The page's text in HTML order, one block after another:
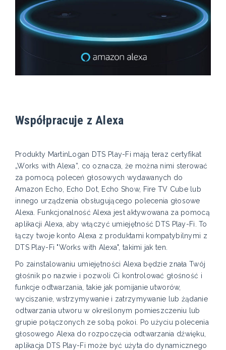
Współpracuje z Alexa
Produkty MartinLogan DTS Play-Fi mają teraz certyfikat
„Works with Alexa”, co oznacza, że ​​można nimi sterować
za pomocą poleceń głosowych wydawanych do
Amazon Echo, Echo Dot, Echo Show, Fire TV Cube lub
innego urządzenia obsługującego polecenia głosowe
Alexa. Funkcjonalność Alexa jest aktywowana za pomocą
aplikacji Alexa, aby włączyć umiejętność DTS Play-Fi. To
łączy twoje konto Alexa z produktami kompatybilnymi z
DTS Play-Fi "Works with Alexa", takimi jak ten.
Po zainstalowaniu umiejętności Alexa będzie znała Twój
głośnik po nazwie i pozwoli Ci kontrolować głośność i
funkcje odtwarzania, takie jak pomijanie utworów,
wyciszanie, wstrzymywanie i zatrzymywanie lub żądanie
odtwarzania utworu w określonym pomieszczeniu lub
grupie połączonych ze sobą pokoi. Po użyciu polecenia
głosowego Alexa do rozpoczęcia odtwarzania dźwięku,
aplikacja DTS Play-Fi może być użyta do dynamicznego